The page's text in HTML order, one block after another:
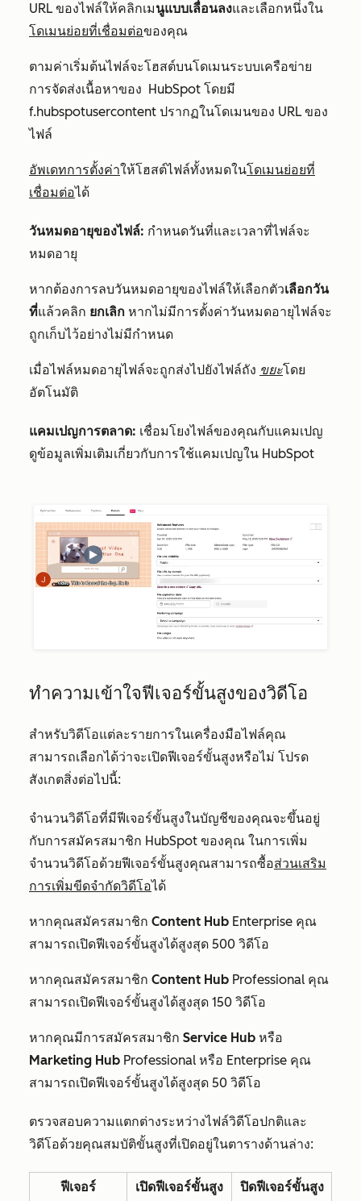
URL ของไฟล์ให้คลิกเมนูแบบเลื่อนลงและเลือกหนึ่งใน
โดเมนย่อยที่เชื่อมต่อของคุณ
ตามค่าเริ่มต้นไฟล์จะโฮสต์บนโดเมนระบบเครือข่าย
การจัดส่งเนื้อหาของ HubSpot โดยมี
f.hubspotusercontent ปรากฏในโดเมนของ URL ของ
ไฟล์
อัพเดทการตั้งค่าให้โฮสต์ไฟล์ทั้งหมดในโดเมนย่อยที่
เชื่อมต่อได้
วันหมดอายุของไฟล์: กำหนดวันที่และเวลาที่ไฟล์จะ
หมดอายุ
หากต้องการลบวันหมดอายุของไฟล์ให้เลือกตัวเลือกวัน
ที่แล้วคลิก ยกเลิก หากไม่มีการตั้งค่าวันหมดอายุไฟล์จะ
ถูกเก็บไว้อย่างไม่มีกำหนด
เมื่อไฟล์หมดอายุไฟล์จะถูกส่งไปยังไฟล์ถัง ขยะโดย
อัตโนมัติ
แคมเปญการตลาด: เชื่อมโยงไฟล์ของคุณกับแคมเปญ
ดูข้อมูลเพิ่มเติมเกี่ยวกับการใช้แคมเปญใน HubSpot
ทำความเข้าใจฟีเจอร์ขั้นสูงของวิดีโอ
สำหรับวิดีโอแต่ละรายการในเครื่องมือไฟล์คุณ
สามารถเลือกได้ว่าจะเปิดฟีเจอร์ขั้นสูงหรือไม่ โปรด
สังเกตสิ่งต่อไปนี้:
จำนวนวิดีโอที่มีฟีเจอร์ขั้นสูงในบัญชีของคุณจะขึ้นอยู่
กับการสมัครสมาชิก HubSpot ของคุณ ในการเพิ่ม
จำนวนวิดีโอด้วยฟีเจอร์ขั้นสูงคุณสามารถซื้อส่วนเสริม
การเพิ่มขีดจำกัดวิดีโอได้
หากคุณสมัครสมาชิก Content Hub Enterprise คุณ
สามารถเปิดฟีเจอร์ขั้นสูงได้สูงสุด 500 วิดีโอ
หากคุณสมัครสมาชิก Content Hub Professional คุณ
สามารถเปิดฟีเจอร์ขั้นสูงได้สูงสุด 150 วิดีโอ
หากคุณมีการสมัครสมาชิก Service Hub หรือ
Marketing Hub Professional หรือ Enterprise คุณ
สามารถเปิดฟีเจอร์ขั้นสูงได้สูงสุด 50 วิดีโอ
ตรวจสอบความแตกต่างระหว่างไฟล์วิดีโอปกติและ
วิดีโอด้วยคุณสมบัติขั้นสูงที่เปิดอยู่ในตารางด้านล่าง:
ฟีเจอร์
เปิดฟีเจอร์ขั้นสูง
ปิดฟีเจอร์ขั้นสูง